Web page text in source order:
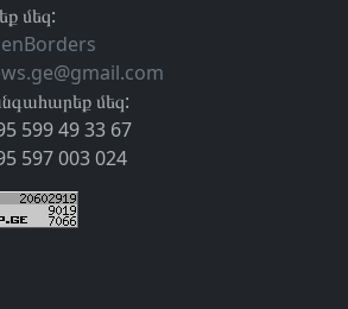
մեզ:
մեզ:
599 49 33 67
597 003 024